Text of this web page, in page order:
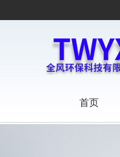
首页